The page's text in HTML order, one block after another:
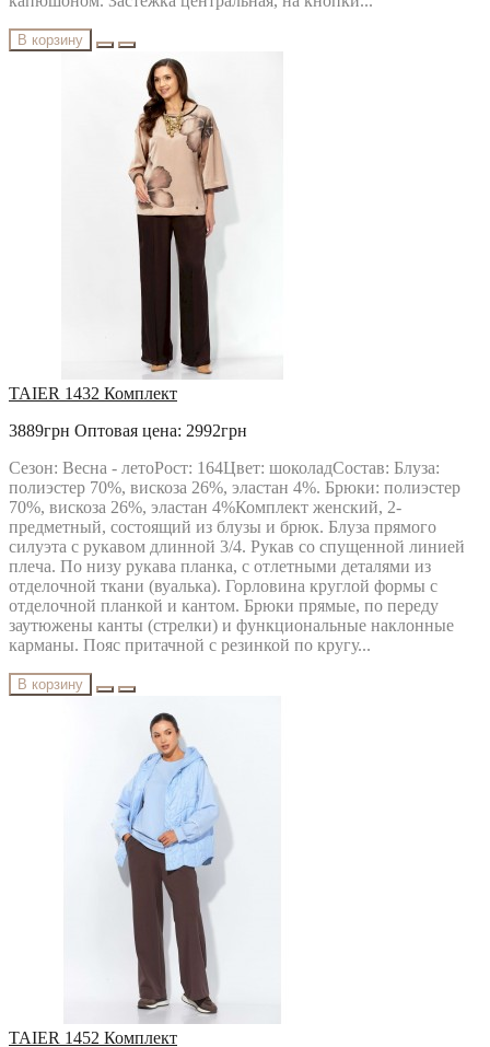
В корзину
TAIER 1432 Комплект
3889грн Оптовая цена: 2992грн
Сезон: Весна - летоРост: 164Цвет: шоколадСостав: Блуза:
полиэстер 70%, вискоза 26%, эластан 4%. Брюки: полиэстер
70%, вискоза 26%, эластан 4%Комплект женский, 2-
предметный, состоящий из блузы и брюк. Блуза прямого
силуэта с рукавом длинной 3/4. Рукав со спущенной линией
плеча. По низу рукава планка, с отлетными деталями из
отделочной ткани (вуалька). Горловина круглой формы с
отделочной планкой и кантом. Брюки прямые, по переду
заутюжены канты (стрелки) и функциональные наклонные
карманы. Пояс притачной с резинкой по кругу...
В корзину
TAIER 1452 Комплект